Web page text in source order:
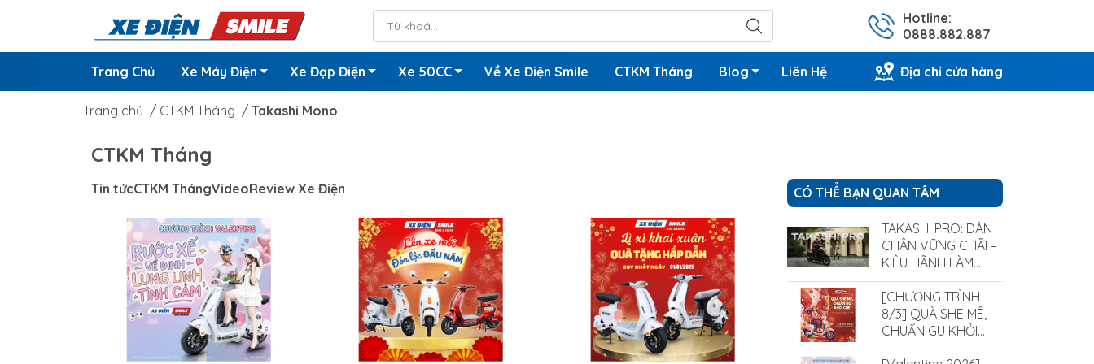
Hotline:
0888.882.887
Trang Chủ Xe Máy Điện Xe Đạp Điện Xe 50CC Về Xe Điện Smile CTKM Tháng Blog Liên Hệ Địa chỉ cửa hàng
Trang chủ / CTKM Tháng / Takashi Mono
CTKM Tháng
Tin tứcCTKM ThángVideoReview Xe Điện CÓ THỂ BẠN QUAN TÂM
TAKASHI PRO: DÀN
CHÂN VỮNG CHÃI –
KIÊU HÃNH LÀM
CHỦ MỌI ĐỊA HÌNH
[CHƯƠNG TRÌNH
8/3] QUÀ SHE MÊ,
CHUẨN GU KHỎI
CHÊ CÙNG XE ĐIỆN